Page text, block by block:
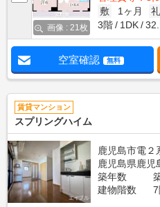
画像 : 21枚
敷
1ヶ月 礼
3階
1DK
空室確認 無料
賃貸マンション
スプリングハイム
鹿児島市電２
鹿児島県鹿児
築年数
建物階数